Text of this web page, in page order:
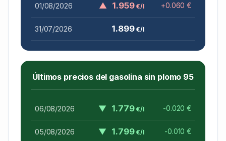
01/08/2026 ▲ 1.959€/l +0.060 €
31/07/2026 1.899€/l
Últimos precios del gasolina sin plomo 95
06/08/2026 ▼ 1.779€/l -0.020 €
05/08/2026 ▼ 1.799€/l -0.010 €